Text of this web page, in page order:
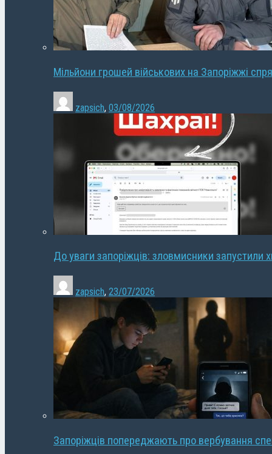
Мільйони грошей військових на Запоріжжі
zapsich, 03/08/2026
До уваги запоріжців: зловмисники запустили
zapsich, 23/07/2026
Запоріжців попереджають про вербування